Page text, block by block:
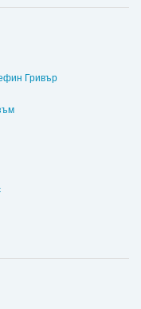
Гривър